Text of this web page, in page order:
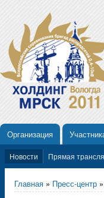
Организация
Новости Прямая
Главная » Пресс-центр »